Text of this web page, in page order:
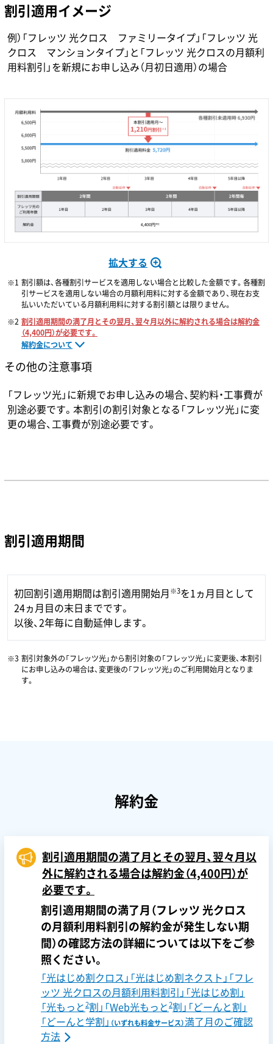
割引適用イメージ
例）「フレッツ 光クロス ファミリータイプ」「フレッツ 光
クロス マンションタイプ」と「フレッツ 光クロスの月額利
用料割引」を新規にお申し込み（月初日適用）の場合
拡大する
割引額は、各種割引サービスを適用しない場合と比較した金額です。各種割
引サービスを適用しない場合の月額利用料に対する金額であり、現在お支
払いいただいている月額利用料に対する割引額とは限りません。
割引適用期間の満了月とその翌月、翌々月以外に解約される場合は解約金
（4,400円）が必要です。
解約金について
その他の注意事項
「フレッツ光」に新規でお申し込みの場合、契約料・工事費が
別途必要です。本割引の割引対象となる「フレッツ光」に変
更の場合、工事費が別途必要です。
割引適用期間
初回割引適用期間は割引適用開始月 ※3を1ヵ月目として
24ヵ月目の末日までです。
以後、2年毎に自動延伸します。
割引対象外の「フレッツ光」から割引対象の「フレッツ光」に変更後、本割引
にお申し込みの場合は、変更後の「フレッツ光」のご利用開始月となりま
す。
解約金
割引適用期間の満了月とその翌月、翌々月以
外に解約される場合は解約金（4,400円）が
必要です。
割引適用期間の満了月（フレッツ 光クロス
の月額利用料割引の解約金が発生しない期
間）の確認方法の詳細については以下をご参
照ください。
「光はじめ割クロス」「光はじめ割ネクスト」「フレ
ッツ 光クロスの月額利用料割引」「光はじめ割」
「光もっと2割」「Web光もっと2割」「どーんと割」
「どーんと学割」 （いずれも料金サービス）満了月のご確認
方法